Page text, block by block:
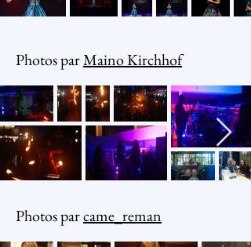
Photos parMaino Kirchhof
Photos parcame_reman